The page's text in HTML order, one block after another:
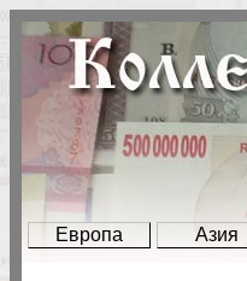
Европа Азия